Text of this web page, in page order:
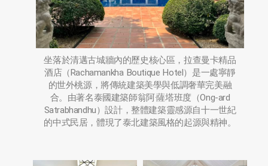
坐落於清邁古城牆內的歷史核心區，拉查曼卡精品
酒店（Rachamankha Boutique Hotel）是一處寧靜
的世外桃源，將傳統建築美學與低調奢華完美融
合。由著名泰國建築師翁阿·薩塔班度（Ong-ard
Satrabhandhu）設計，整體建築靈感源自十一世紀
的中式民居，體現了泰北建築風格的起源與精神。